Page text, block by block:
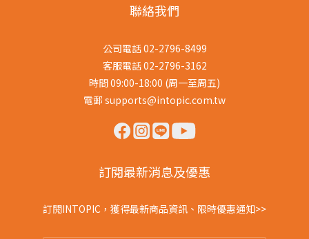
聯絡我們
公司電話 02-2796-8499
客服電話 02-2796-3162
時間 09:00-18:00 (周一至周五)
電郵 supports@intopic.com.tw
訂閱最新消息及優惠
訂閱INTOPIC，獲得最新商品資訊、限時優惠通知>>